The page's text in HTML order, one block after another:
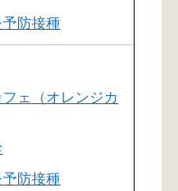
予防接種
ェ（オレンジカ
予防接種